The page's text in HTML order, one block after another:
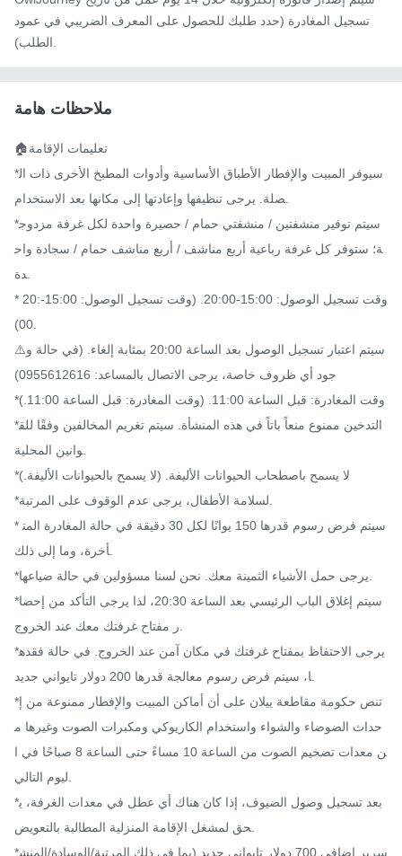
تسجيل المغادرة (حدد طلبك للحصول على المعرف الضريبي في عمود
ملاحظات هامة
🏠تعليمات الإقامة
*سيوفر المبيت والإفطار الأطباق الأساسية وأدوات المطبخ الأخرى ذات ال
صلة. يرجى تنظيفها وإعادتها إلى مكانها بعد الاستخدام.
*سيتم توفير منشفتين / منشفتي حمام / حصيرة واحدة لكل غرفة مزدوج
ة؛ ستوفر كل غرفة رباعية أربع مناشف / أربع مناشف حمام / سجادة واح
دة.
* وقت تسجيل الوصول: 15:00-20:00. (وقت تسجيل الوصول: 15:00-20:
00).
⚠️سيتم اعتبار تسجيل الوصول بعد الساعة 20:00 بمثابة إلغاء. (في حالة و
جود أي ظروف خاصة، يرجى الاتصال بالمساعد: 0955612616)
*وقت المغادرة: قبل الساعة 11:00. (وقت المغادرة: قبل الساعة 11:00.)
*التدخين ممنوع منعاً باتاً في هذه المنشأة. سيتم تغريم المخالفين وفقًا للق
وانين المحلية.
*لا يسمح باصطحاب الحيوانات الأليفة. (لا يسمح بالحيوانات الأليفة.)
*لسلامة الأطفال، يرجى عدم الوقوف على المرتبة.
* سيتم فرض رسوم قدرها 150 يوانًا لكل 30 دقيقة في حالة المغادرة المت
أخرة، وما إلى ذلك.
*يرجى حمل الأشياء الثمينة معك. نحن لسنا مسؤولين في حالة ضياعها.
*سيتم إغلاق الباب الرئيسي بعد الساعة 20:30، لذا يرجى التأكد من إحضا
ر مفتاح غرفتك معك عند الخروج.
*يرجى الاحتفاظ بمفتاح غرفتك في مكان آمن عند الخروج. في حالة فقده
ا، سيتم فرض رسوم معالجة قدرها 200 دولار تايواني جديد.
*تنص حكومة مقاطعة ييلان على أن أماكن المبيت والإفطار ممنوعة من إ
حداث الضوضاء والشواء واستخدام الكاريوكي ومكبرات الصوت وغيرها م
ن معدات تضخيم الصوت من الساعة 10 مساءً حتى الساعة 8 صباحًا في ا
ليوم التالي.
*بعد تسجيل وصول الضيوف، إذا كان هناك أي عطل في معدات الغرفة، ي
حق لمشغل الإقامة المنزلية المطالبة بالتعويض.
*سرير إضافي 700 دولار تايواني جديد (بما في ذلك المرتبة/الوسادة/المنش